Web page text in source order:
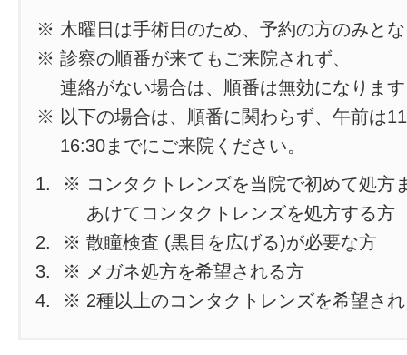
※ 木曜日は手術日のため、予約の方のみと
※ 診察の順番が来てもご来院されず、
連絡がない場合は、順番は無効になりま
※ 以下の場合は、順番に関わらず、午前は
16:30までにご来院ください。
※ コンタクトレンズを当院で初めて処方
あけてコンタクトレンズを処方する方
※ 散瞳検査 (黒目を広げる)が必要な方
※ メガネ処方を希望される方
※ 2種以上のコンタクトレンズを希望さ